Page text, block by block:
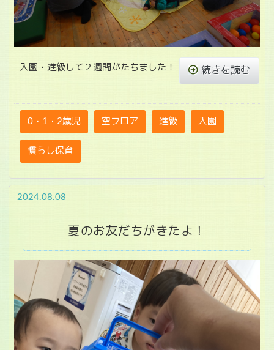
入園・進級して２週間がたちました！ 続きを読む
0・1・2歳児 空フロア 進級 入園
慣らし保育
2024.08.08
夏のお友だちがきたよ！